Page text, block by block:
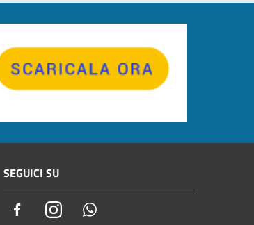
SEGUICI SU
FacebookInstagram